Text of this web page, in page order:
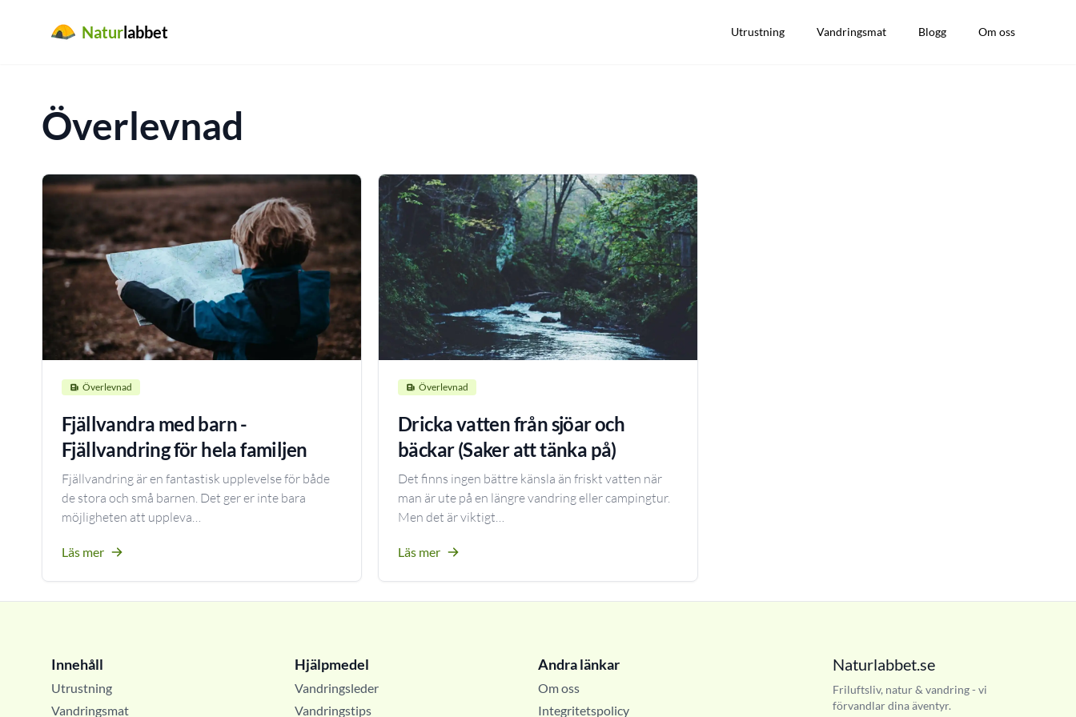
Naturlabbet Utrustning Vandringsmat Blogg Om oss
Överlevnad
Överlevnad
Fjällvandra med barn -
Fjällvandring för hela familjen
Fjällvandring är en fantastisk upplevelse för både
de stora och små barnen. Det ger er inte bara
möjligheten att uppleva…
Läs mer
Överlevnad
Dricka vatten från sjöar och
bäckar (Saker att tänka på)
Det finns ingen bättre känsla än friskt vatten när
man är ute på en längre vandring eller campingtur.
Men det är viktigt…
Läs mer
Naturlabbet.se
Friluftsliv, natur & vandring - vi
förvandlar dina äventyr.
Innehåll
Utrustning
Vandringsmat
Hjälpmedel
Vandringsleder
Vandringstips
Andra länkar
Om oss
Integritetspolicy